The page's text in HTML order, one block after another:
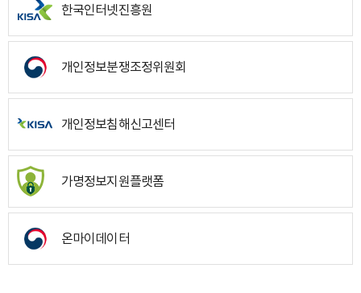
한국인터넷진흥원
개인정보분쟁조정위원회
개인정보침해신고센터
가명정보지원플랫폼
온마이데이터